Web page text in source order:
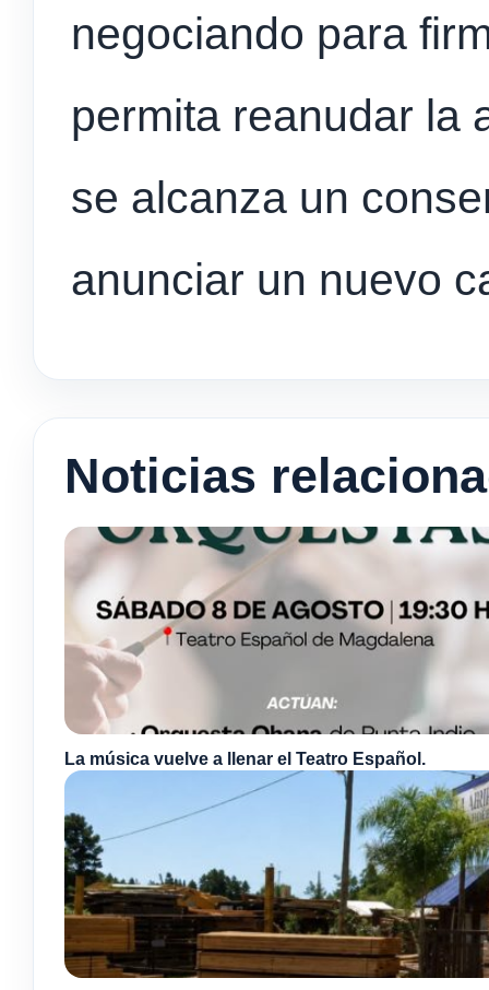
negociando para
permita reanudar la
se alcanza un
anunciar un nuevo
Noticias
La música vuelve a llenar el Teatro Español.